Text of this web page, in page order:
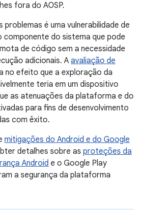
fora do AOSP.
problemas é uma vulnerabilidade de
componente do sistema que pode
de código sem a necessidade
adicionais. A avaliação de
no efeito que a exploração da
teria em um dispositivo
as atenuações da plataforma e do
para fins de desenvolvimento
com êxito.
mitigações do Android e do Google
detalhes sobre as proteções da
Android e o Google Play
a segurança da plataforma